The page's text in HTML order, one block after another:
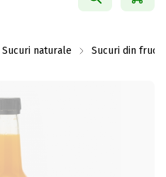
Sucuri naturale Sucuri din